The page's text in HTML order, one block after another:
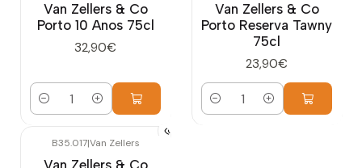
Van Zellers & Co
Porto 10 Anos 75cl
32,90€
Quantidade
Van Zellers & Co
Porto Reserva Tawny
75cl
23,90€
Quantidade
B35.017|Van Zellers